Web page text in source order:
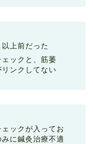
上前だった
ックと、筋萎
ンクしてない
ックが入ってお
に鍼灸治療不適